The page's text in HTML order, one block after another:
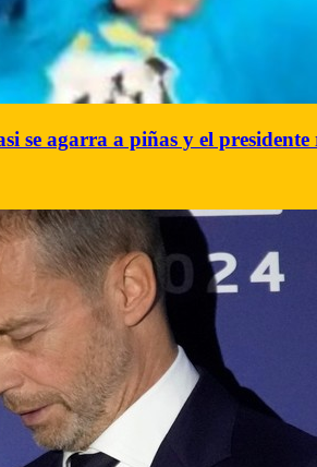
se agarra a piñas y el